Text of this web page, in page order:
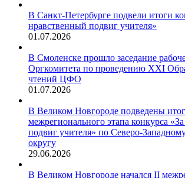
В Санкт-Петербурге подвели итоги
нравственный подвиг учителя»
01.07.2026
В Смоленске прошло заседание
Оргкомитета по проведению XXI
чтений ЦФО
01.07.2026
В Великом Новгороде подведены
межрегионального этапа конкурса
подвиг учителя» по Северо-
округу
29.06.2026
В Великом Новгороде начался II